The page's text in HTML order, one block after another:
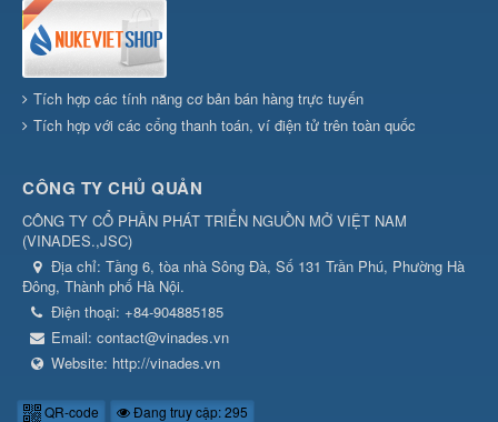
Tích hợp các tính năng cơ bản bán hàng trực tuyến
Tích hợp với các cổng thanh toán, ví điện tử trên toàn quốc
CÔNG TY CHỦ QUẢN
CÔNG TY CỔ PHẦN PHÁT TRIỂN NGUỒN MỞ VIỆT NAM
(VINADES.,JSC)
Địa chỉ: Tầng 6, tòa nhà Sông Đà, Số 131 Trần Phú, Phường Hà
Đông, Thành phố Hà Nội.
Điện thoại: +84-904885185
Email: contact@vinades.vn
Website: http://vinades.vn
QR-code Đang truy cập: 295